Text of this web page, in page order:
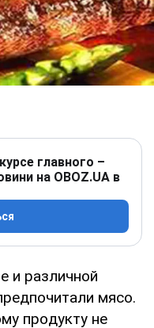
главного –
на OBOZ.UA в
и paзличнoй
мяco.
пpoдукту нe